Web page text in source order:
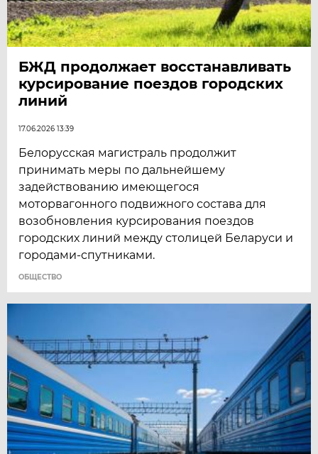
БЖД продолжает восстанавливать
курсирование поездов городских
линий
17.06.2026 13:39
Белорусская магистраль продолжит
принимать меры по дальнейшему
задействованию имеющегося
моторвагонного подвижного состава для
возобновления курсирования поездов
городских линий между столицей Беларуси и
городами-спутниками.
ОБЩЕСТВО